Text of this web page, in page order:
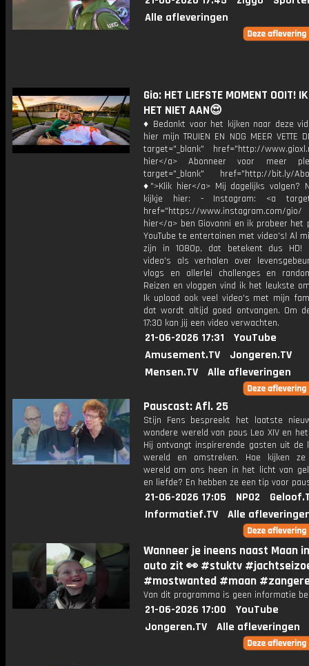
Alle afleveringen
Gio: HET LIEFSTE MOMENT OOIT!
HET NIET AAN😍
♦ Bedankt voor het kijken naar deze
hier mijn TRUIEN EN NOG MEER VETTE
target="_blank" href="http://
hier</a> Abonneer voor meer
target="_blank" href="http://bit.ly/
♦">Klik hier</a> Mij dagelijks volgen?
kijkje hier: - Instagram: <a
href="https://www.instagram.com/
hier</a> ben Giovanni en ik probeer het
YouTube te entertainen met video's! Al
zijn in 1080p, dat betekent dus HD!
video's als verhalen over
vlogs en allerlei challenges en
Reizen en vloggen vind ik het leukste
Ik upload ook veel video's met mijn
dat wordt altijd goed ontvangen. Om
17:30 kan jij een video verwachten.
21-06-2026 17:31
YouTube
Amusement.TV
Jongeren.TV
Mensen.TV
Alle afleveringen
Pauscast: Afl. 25
Stijn Fens bespreekt het laatste
wondere wereld van paus Leo XIV en
Hij ontvangt inspirerende gasten uit de
wereld en omstreken. Hoe kijken
wereld om ons heen in het licht van
en liefde? En hebben ze een tip voor
21-06-2026 17:05 NPO2
Informatief.TV
Alle
Wanneer je ineens naast Maan
auto zit 👀 #stuktv
#mostwanted #maan
Van dit programma is geen informatie
21-06-2026 17:00
YouTube
Jongeren.TV
Alle afleveringen